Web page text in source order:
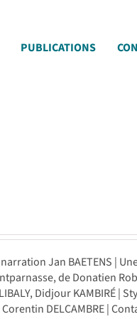
PUBLICATIONS
Jan BAETENS |
de Donatien
Didjour KAMBIRÉ |
DELCAMBRE |